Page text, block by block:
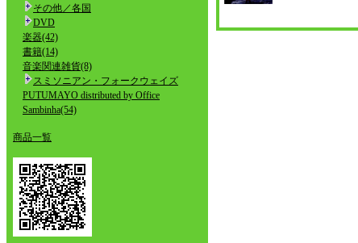
その他／各国
DVD
楽器(42)
書籍(14)
音楽関連雑貨(8)
スミソニアン・フォークウェイズ
PUTUMAYO distributed by Office
Sambinha(54)
商品一覧